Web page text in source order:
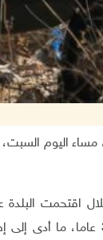
الحي، مساء اليوم
اقتحمت البلدة
وأطلقت الرصاص الحي تجاه شاب